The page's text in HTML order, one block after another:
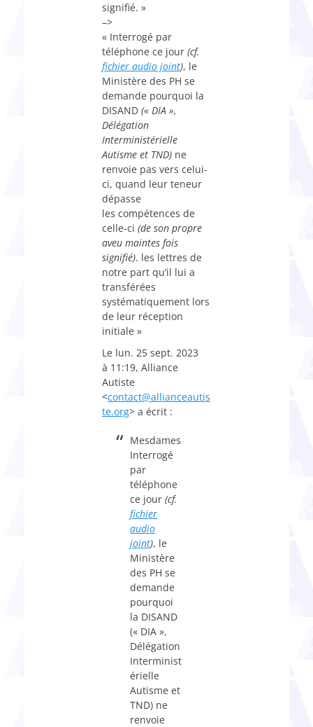
signifié. »
–>
« Interrogé par
téléphone ce jour (cf.
fichier audio joint), le
Ministère des PH se
demande pourquoi la
DISAND (« DIA »,
Délégation
Interministérielle
Autisme et TND) ne
renvoie pas vers celui-
ci, quand leur teneur
dépasse
les compétences de
celle-ci (de son propre
aveu maintes fois
signifié). les lettres de
notre part qu’il lui a
transférées
systématiquement lors
de leur réception
initiale »
Le lun. 25 sept. 2023
à 11:19, Alliance
Autiste
<contact@allianceautis
te.org> a écrit :
Mesdames
Interrogé
par
téléphone
ce jour (cf.
fichier
audio
joint), le
Ministère
des PH se
demande
pourquoi
la DISAND
(« DIA »,
Délégation
Interminist
érielle
Autisme et
TND) ne
renvoie